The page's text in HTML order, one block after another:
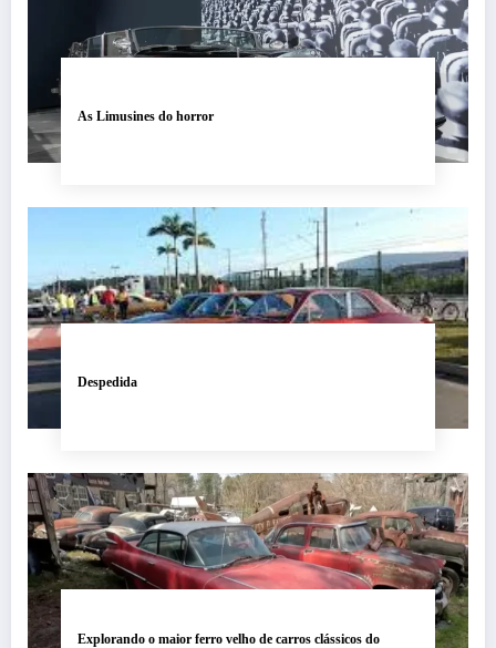
As Limusines do horror
Despedida
Explorando o maior ferro velho de carros clássicos do